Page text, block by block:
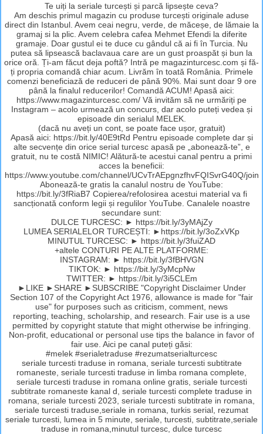
Te uiți la seriale turcești și parcă lipsește ceva?
Am deschis primul magazin cu produse turcești originale aduse
direct din Istanbul. Avem ceai negru, verde, de măceșe, de lămaie la
gramaj si la plic. Avem celebra cafea Mehmet Efendi la diferite
gramaje. Doar gustul ei te duce cu gândul că ai fi în Turcia. Nu
putea să lipsească baclavaua care are un gust proaspăt și bun la
orice oră. Ți-am făcut deja poftă? Intră pe magazinturcesc.com și fă-
ți propria comandă chiar acum. Livrăm în toată România. Primele
comenzi beneficiază de reduceri de până 90%. Mai sunt doar 9 ore
până la finalul reducerilor! Comandă ACUM! Apasă aici:
https://www.magazinturcesc.com/ Vă invităm să ne urmăriți pe
Instagram – acolo urmează un concurs, dar acolo puteți vedea și
episoade din serialul MELEK.
(dacă nu aveți un cont, se poate face ușor, gratuit)
Apasă aici: https://bit.ly/40E9tRd Pentru episoade complete dar și
alte secvențe din orice serial turcesc apasă pe „abonează-te”, e
gratuit, nu te costă NIMIC! Alătură-te acestui canal pentru a primi
acces la beneficii:
https://www.youtube.com/channel/UCvTrAEpgnzfhvFQISvrG40Q/join
Abonează-te gratis la canalul nostru de YouTube:
https://bit.ly/3fRiaB7 Copierea/refolosirea acestui material va fi
sancționată conform legii și regulilor YouTube. Canalele noastre
secundare sunt:
DULCE TURCESC: ► https://bit.ly/3yMAjZy
LUMEA SERIALELOR TURCEȘTI: ►https://bit.ly/3oZxVKp
MINUTUL TURCESC: ► https://bit.ly/3fuiZAD
+altele CONTURI PE ALTE PLATFORME:
INSTAGRAM: ► https://bit.ly/3fBHVGN
TIKTOK: ► https://bit.ly/3yMcpNw
TWITTER: ► https://bit.ly/3i5CLEm
►LIKE ►SHARE ►SUBSCRIBE "Copyright Disclaimer Under
Section 107 of the Copyright Act 1976, allowance is made for "fair
use" for purposes such as criticism, comment, news
reporting, teaching, scholarship, and research. Fair use is a use
permitted by copyright statute that might otherwise be infringing.
Non-profit, educational or personal use tips the balance in favor of
fair use. Aici pe canal puteți găsi:
#melek #serialetraduse #rezumatserialturcesc
seriale turcesti traduse in romana, seriale turcesti subtitrate
romaneste, seriale turcesti traduse in limba romana complete,
seriale turcesti traduse in romana online gratis, seriale turcesti
subtitrate romaneste kanal d, seriale turcesti complete traduse in
romana, seriale turcesti 2023, seriale turcesti subtitrate in romana,
seriale turcesti traduse,seriale in romana, turkis serial, rezumat
seriale turcesti, lumea in 5 minute, seriale, turcesti, subtitrate,seriale
traduse in romana,minutul turcesc, dulce turcesc